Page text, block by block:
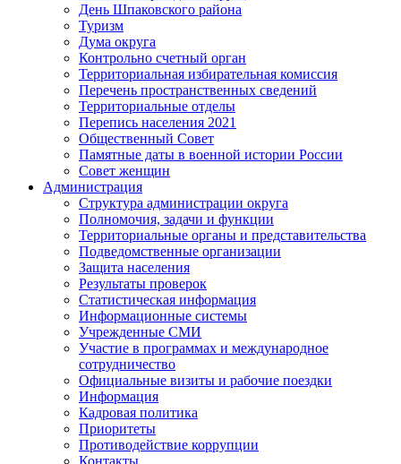
День Шпаковского района
Туризм
Дума округа
Контрольно счетный орган
Территориальная избирательная комиссия
Перечень пространственных сведений
Территориальные отделы
Перепись населения 2021
Общественный Совет
Памятные даты в военной истории России
Совет женщин
Администрация
Структура администрации округа
Полномочия, задачи и функции
Территориальные органы и представительства
Подведомственные организации
Защита населения
Результаты проверок
Статистическая информация
Информационные системы
Учрежденные СМИ
Участие в программах и международное
сотрудничество
Официальные визиты и рабочие поездки
Информация
Кадровая политика
Приоритеты
Противодействие коррупции
Контакты